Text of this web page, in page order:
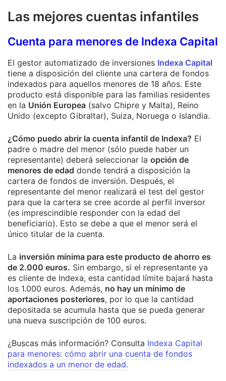
Las mejores cuentas infantiles
Cuenta para menores de Indexa Capital
El gestor automatizado de inversiones Indexa Capital
tiene a disposición del cliente una cartera de fondos
indexados para aquellos menores de 18 años. Este
producto está disponible para las familias residentes
en la Unión Europea (salvo Chipre y Malta), Reino
Unido (excepto Gibraltar), Suiza, Noruega o Islandia.
¿Cómo puedo abrir la cuenta infantil de Indexa? El
padre o madre del menor (sólo puede haber un
representante) deberá seleccionar la opción de
menores de edad donde tendrá a disposición la
cartera de fondos de inversión. Después, el
representante del menor realizará el test del gestor
para que la cartera se cree acorde al perfil inversor
(es imprescindible responder con la edad del
beneficiario). Esto se debe a que el menor será el
único titular de la cuenta.
La inversión mínima para este producto de ahorro es
de 2.000 euros. Sin embargo, si el representante ya
es cliente de Indexa, esta cantidad límite bajará hasta
los 1.000 euros. Además, no hay un mínimo de
aportaciones posteriores, por lo que la cantidad
depositada se acumula hasta que se pueda generar
una nueva suscripción de 100 euros.
¿Buscas más información? Consulta Indexa Capital
para menores: cómo abrir una cuenta de fondos
indexados a un menor de edad.